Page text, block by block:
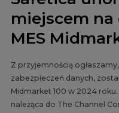
miejscem
MES
Z przyjemnością
zabezpieczeń danych,
Midmarket 100 w 2024
należąca do The Channel